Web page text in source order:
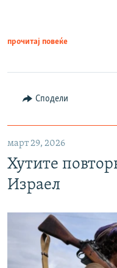
прочитај повеќе
Сподели
март 29, 2026
Хутите
Израел